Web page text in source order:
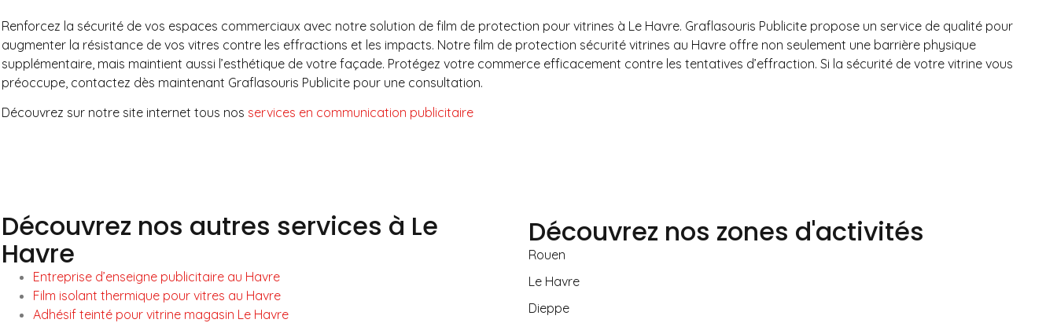
Renforcez la sécurité de vos espaces commerciaux avec notre solution de film de protection pour vitrines à Le Havre. Graflasouris Publicite propose un service de qualité pour
augmenter la résistance de vos vitres contre les effractions et les impacts. Notre film de protection sécurité vitrines au Havre offre non seulement une barrière physique
supplémentaire, mais maintient aussi l’esthétique de votre façade. Protégez votre commerce efficacement contre les tentatives d’effraction. Si la sécurité de votre vitrine vous
préoccupe, contactez dès maintenant Graflasouris Publicite pour une consultation.
Découvrez sur notre site internet tous nos services en communication publicitaire
Découvrez nos autres services à Le
Havre
Entreprise d’enseigne publicitaire au Havre
Film isolant thermique pour vitres au Havre
Adhésif teinté pour vitrine magasin Le Havre
Découvrez nos zones d'activités
Rouen
Le Havre
Dieppe